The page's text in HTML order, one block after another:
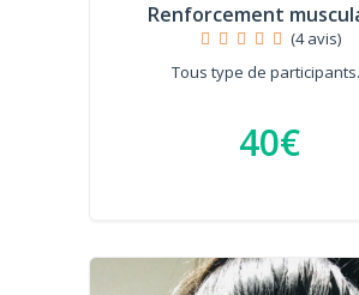
Renforcement
(4 avis)
Tous type de
40€